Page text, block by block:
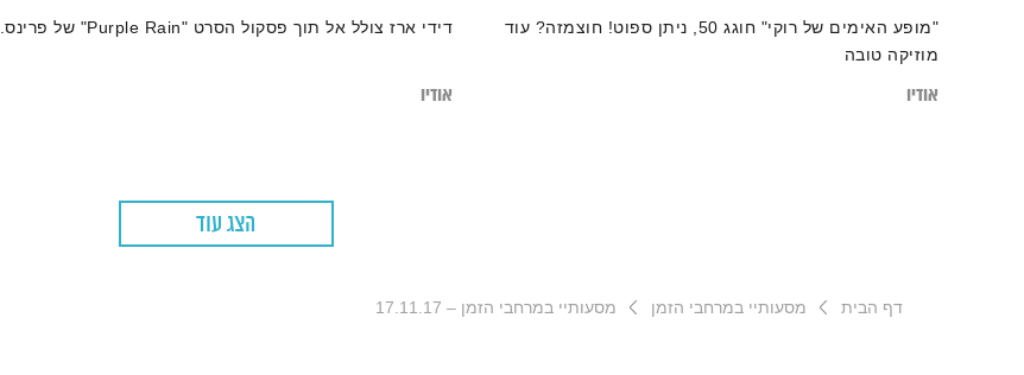
"מופע האימים של רוקי" חוגג 50, ניתן ספוט! חוצמזה? עוד
מוזיקה טובה
אודיו
דידי ארז צולל אל תוך פסקול הסרט "Purple Rain" של פרינס.
אודיו
הצג עוד
דף הבית מסעותיי במרחבי הזמן מסעותיי במרחבי הזמן – 17.11.17